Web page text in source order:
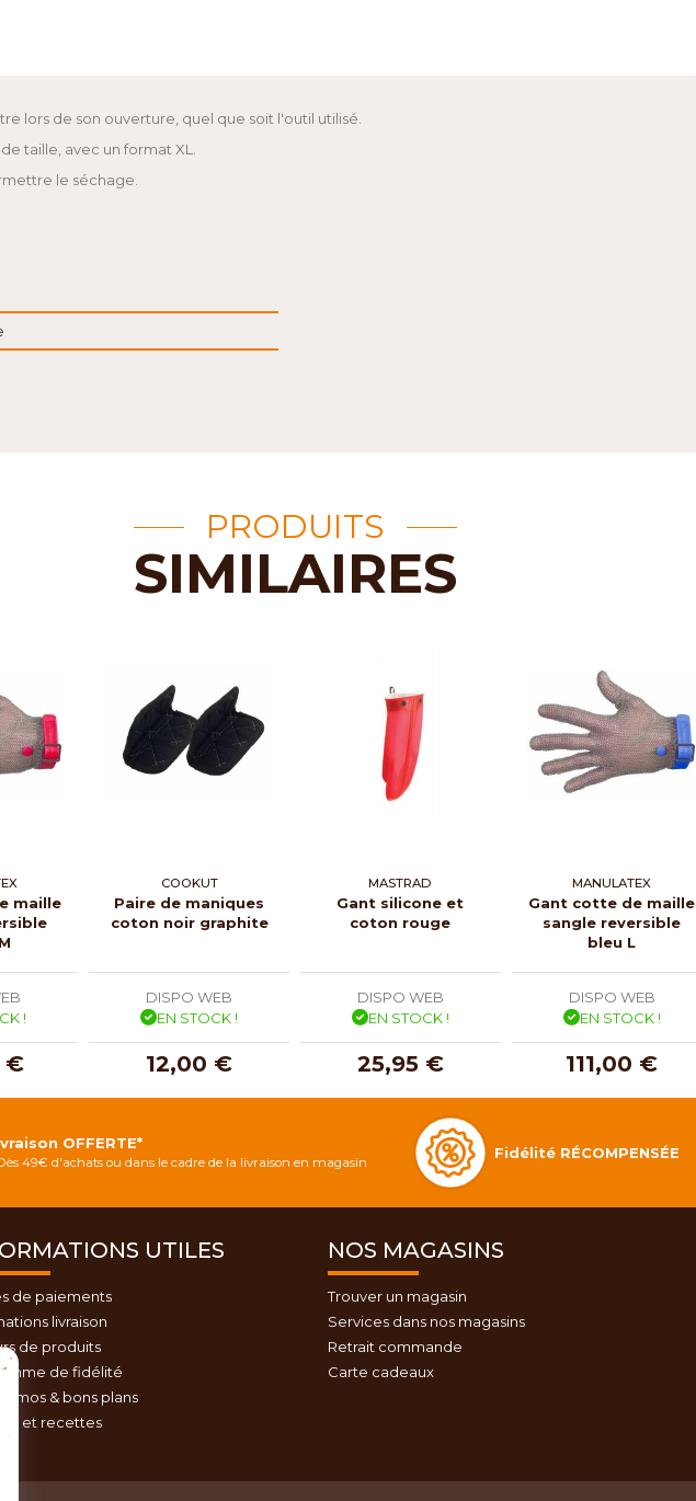
lors de son ouverture, quel que soit l'outil utilisé.
taille, avec un format XL.
le séchage.
PRODUITS
SIMILAIRES
maille
!
€
COOKUT
Paire de maniques
coton noir graphite
DISPO WEB
EN STOCK !
12,00 €
MASTRAD
Gant silicone et
coton rouge
DISPO WEB
EN STOCK !
25,95 €
MANULATEX
Gant cotte de maille
sangle reversible
bleu L
DISPO WEB
EN STOCK !
111,00 €
OFFERTE*
49€ d'achats ou dans le cadre de la livraison en magasin
Fidélité RÉCOMPENSÉE
UTILES
de paiements
livraison
de produits
de fidélité
& bons plans
et recettes
NOS MAGASINS
Trouver un magasin
Services dans nos magasins
Retrait commande
Carte cadeaux